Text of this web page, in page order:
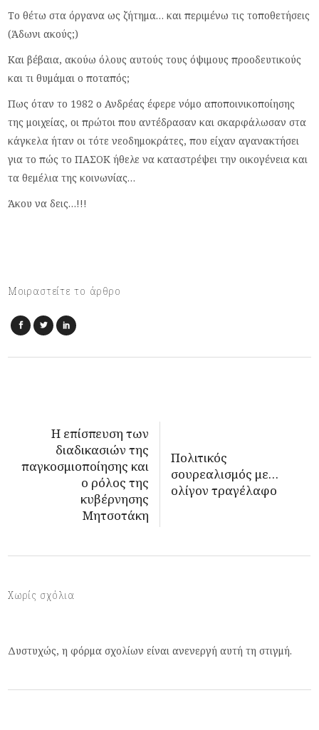
Το θέτω στα όργανα ως ζήτημα… και περιμένω τις τοποθετήσεις
(Άδωνι ακούς;)
Και βέβαια, ακούω όλους αυτούς τους όψιμους προοδευτικούς
και τι θυμάμαι ο ποταπός;
Πως όταν το 1982 ο Ανδρέας έφερε νόμο αποποινικοποίησης
της μοιχείας, οι πρώτοι που αντέδρασαν και σκαρφάλωσαν στα
κάγκελα ήταν οι τότε νεοδημοκράτες, που είχαν αγανακτήσει
για το πώς το ΠΑΣΟΚ ήθελε να καταστρέψει την οικογένεια και
τα θεμέλια της κοινωνίας…
Άκου να δεις…!!!
Μοιραστείτε το άρθρο
Η επίσπευση των
διαδικασιών της
παγκοσμιοποίησης και
ο ρόλος της
κυβέρνησης
Μητσοτάκη
Πολιτικός
σουρεαλισμός με…
ολίγον τραγέλαφο
Χωρίς σχόλια
Δυστυχώς, η φόρμα σχολίων είναι ανενεργή αυτή τη στιγμή.